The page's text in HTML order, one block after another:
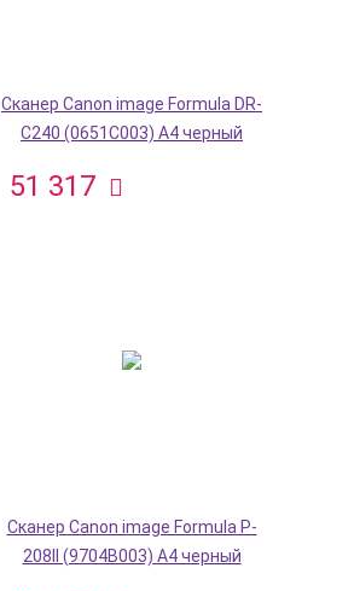
Сканер Canon image Formula DR-
C240 (0651C003) A4 черный
51 317
Сканер Canon image Formula P-
208II (9704B003) A4 черный